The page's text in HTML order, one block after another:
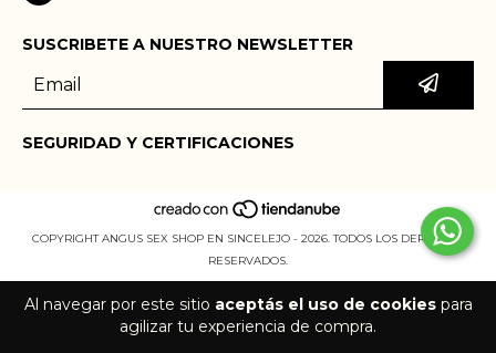
Al navegar por este sitio aceptás el uso de cookiespara
agilizar tu experiencia de compra.
SUSCRIBETE A NUESTRO NEWSLETTER
SEGURIDAD Y CERTIFICACIONES
COPYRIGHT ANGUS SEX SHOP EN SINCELEJO - 2026. TODOS LOS DERECHOS
RESERVADOS.